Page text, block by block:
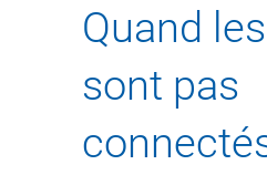
Quand
sont pas